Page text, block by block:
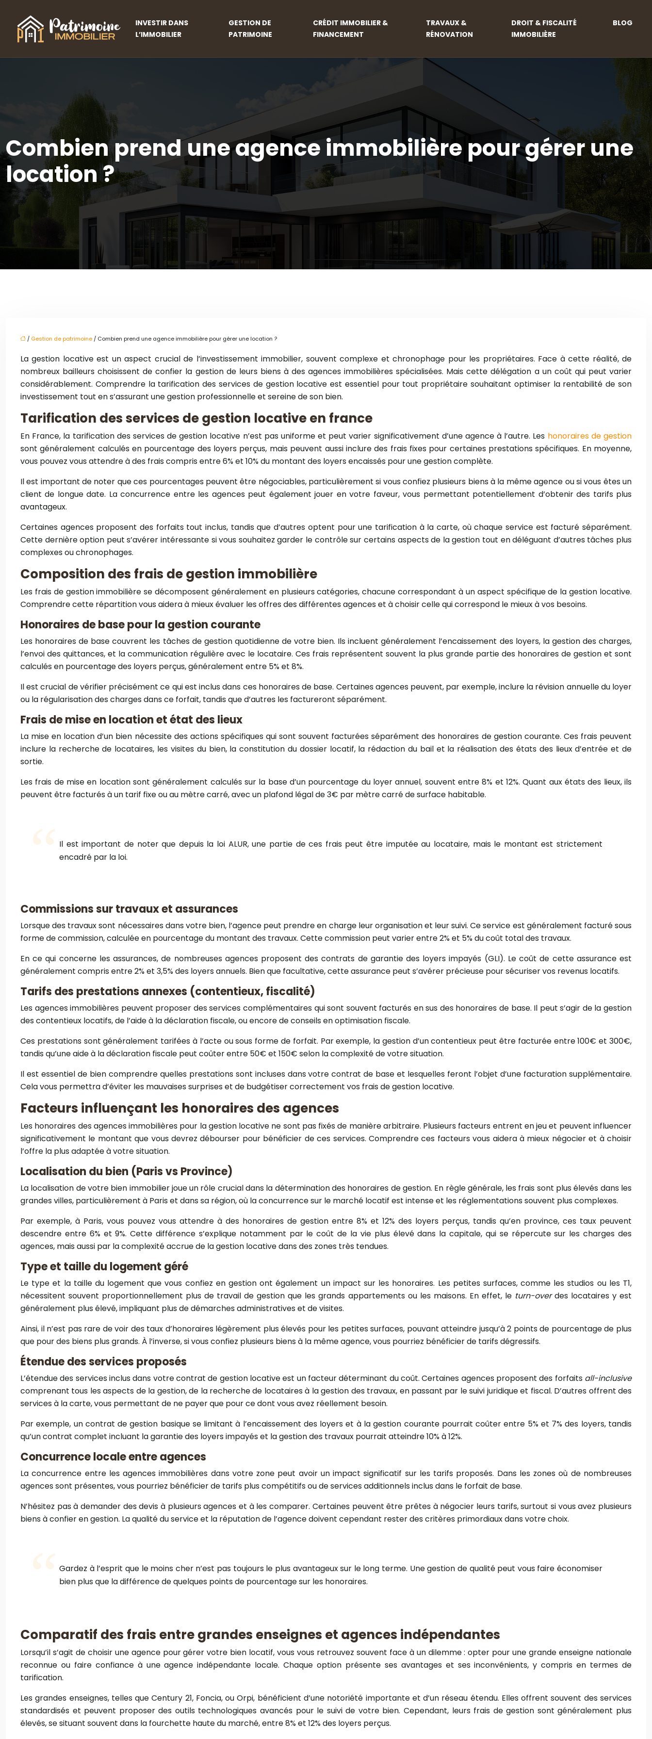
INVESTIR DANS
L’IMMOBILIER
GESTION DE
PATRIMOINE
CRÉDIT IMMOBILIER &
FINANCEMENT
TRAVAUX &
RÉNOVATION
DROIT & FISCALITÉ
IMMOBILIÈRE
BLOG
Combien prend une agence immobilière pour gérer une
location ?
/ Gestion de patrimoine / Combien prend une agence immobilière pour gérer une location ?
La gestion locative est un aspect crucial de l’investissement immobilier, souvent complexe et chronophage pour les propriétaires. Face à cette réalité, de
nombreux bailleurs choisissent de confier la gestion de leurs biens à des agences immobilières spécialisées. Mais cette délégation a un coût qui peut varier
considérablement. Comprendre la tarification des services de gestion locative est essentiel pour tout propriétaire souhaitant optimiser la rentabilité de son
investissement tout en s’assurant une gestion professionnelle et sereine de son bien.
Tarification des services de gestion locative en france
En France, la tarification des services de gestion locative n’est pas uniforme et peut varier significativement d’une agence à l’autre. Les honoraires de gestion
sont généralement calculés en pourcentage des loyers perçus, mais peuvent aussi inclure des frais fixes pour certaines prestations spécifiques. En moyenne,
vous pouvez vous attendre à des frais compris entre 6% et 10% du montant des loyers encaissés pour une gestion complète.
Il est important de noter que ces pourcentages peuvent être négociables, particulièrement si vous confiez plusieurs biens à la même agence ou si vous êtes un
client de longue date. La concurrence entre les agences peut également jouer en votre faveur, vous permettant potentiellement d’obtenir des tarifs plus
avantageux.
Certaines agences proposent des forfaits tout inclus, tandis que d’autres optent pour une tarification à la carte, où chaque service est facturé séparément.
Cette dernière option peut s’avérer intéressante si vous souhaitez garder le contrôle sur certains aspects de la gestion tout en déléguant d’autres tâches plus
complexes ou chronophages.
Composition des frais de gestion immobilière
Les frais de gestion immobilière se décomposent généralement en plusieurs catégories, chacune correspondant à un aspect spécifique de la gestion locative.
Comprendre cette répartition vous aidera à mieux évaluer les offres des différentes agences et à choisir celle qui correspond le mieux à vos besoins.
Honoraires de base pour la gestion courante
Les honoraires de base couvrent les tâches de gestion quotidienne de votre bien. Ils incluent généralement l’encaissement des loyers, la gestion des charges,
l’envoi des quittances, et la communication régulière avec le locataire. Ces frais représentent souvent la plus grande partie des honoraires de gestion et sont
calculés en pourcentage des loyers perçus, généralement entre 5% et 8%.
Il est crucial de vérifier précisément ce qui est inclus dans ces honoraires de base. Certaines agences peuvent, par exemple, inclure la révision annuelle du loyer
ou la régularisation des charges dans ce forfait, tandis que d’autres les factureront séparément.
Frais de mise en location et état des lieux
La mise en location d’un bien nécessite des actions spécifiques qui sont souvent facturées séparément des honoraires de gestion courante. Ces frais peuvent
inclure la recherche de locataires, les visites du bien, la constitution du dossier locatif, la rédaction du bail et la réalisation des états des lieux d’entrée et de
sortie.
Les frais de mise en location sont généralement calculés sur la base d’un pourcentage du loyer annuel, souvent entre 8% et 12%. Quant aux états des lieux, ils
peuvent être facturés à un tarif fixe ou au mètre carré, avec un plafond légal de 3€ par mètre carré de surface habitable.
Il est important de noter que depuis la loi ALUR, une partie de ces frais peut être imputée au locataire, mais le montant est strictement
encadré par la loi.
Commissions sur travaux et assurances
Lorsque des travaux sont nécessaires dans votre bien, l’agence peut prendre en charge leur organisation et leur suivi. Ce service est généralement facturé sous
forme de commission, calculée en pourcentage du montant des travaux. Cette commission peut varier entre 2% et 5% du coût total des travaux.
En ce qui concerne les assurances, de nombreuses agences proposent des contrats de garantie des loyers impayés (GLI). Le coût de cette assurance est
généralement compris entre 2% et 3,5% des loyers annuels. Bien que facultative, cette assurance peut s’avérer précieuse pour sécuriser vos revenus locatifs.
Tarifs des prestations annexes (contentieux, fiscalité)
Les agences immobilières peuvent proposer des services complémentaires qui sont souvent facturés en sus des honoraires de base. Il peut s’agir de la gestion
des contentieux locatifs, de l’aide à la déclaration fiscale, ou encore de conseils en optimisation fiscale.
Ces prestations sont généralement tarifées à l’acte ou sous forme de forfait. Par exemple, la gestion d’un contentieux peut être facturée entre 100€ et 300€,
tandis qu’une aide à la déclaration fiscale peut coûter entre 50€ et 150€ selon la complexité de votre situation.
Il est essentiel de bien comprendre quelles prestations sont incluses dans votre contrat de base et lesquelles feront l’objet d’une facturation supplémentaire.
Cela vous permettra d’éviter les mauvaises surprises et de budgétiser correctement vos frais de gestion locative.
Facteurs influençant les honoraires des agences
Les honoraires des agences immobilières pour la gestion locative ne sont pas fixés de manière arbitraire. Plusieurs facteurs entrent en jeu et peuvent influencer
significativement le montant que vous devrez débourser pour bénéficier de ces services. Comprendre ces facteurs vous aidera à mieux négocier et à choisir
l’offre la plus adaptée à votre situation.
Localisation du bien (Paris vs Province)
La localisation de votre bien immobilier joue un rôle crucial dans la détermination des honoraires de gestion. En règle générale, les frais sont plus élevés dans les
grandes villes, particulièrement à Paris et dans sa région, où la concurrence sur le marché locatif est intense et les réglementations souvent plus complexes.
Par exemple, à Paris, vous pouvez vous attendre à des honoraires de gestion entre 8% et 12% des loyers perçus, tandis qu’en province, ces taux peuvent
descendre entre 6% et 9%. Cette différence s’explique notamment par le coût de la vie plus élevé dans la capitale, qui se répercute sur les charges des
agences, mais aussi par la complexité accrue de la gestion locative dans des zones très tendues.
Type et taille du logement géré
Le type et la taille du logement que vous confiez en gestion ont également un impact sur les honoraires. Les petites surfaces, comme les studios ou les T1,
nécessitent souvent proportionnellement plus de travail de gestion que les grands appartements ou les maisons. En effet, le turn-overdes locataires y est
généralement plus élevé, impliquant plus de démarches administratives et de visites.
Ainsi, il n’est pas rare de voir des taux d’honoraires légèrement plus élevés pour les petites surfaces, pouvant atteindre jusqu’à 2 points de pourcentage de plus
que pour des biens plus grands. À l’inverse, si vous confiez plusieurs biens à la même agence, vous pourriez bénéficier de tarifs dégressifs.
Étendue des services proposés
L’étendue des services inclus dans votre contrat de gestion locative est un facteur déterminant du coût. Certaines agences proposent des forfaits all-inclusive
comprenant tous les aspects de la gestion, de la recherche de locataires à la gestion des travaux, en passant par le suivi juridique et fiscal. D’autres offrent des
services à la carte, vous permettant de ne payer que pour ce dont vous avez réellement besoin.
Par exemple, un contrat de gestion basique se limitant à l’encaissement des loyers et à la gestion courante pourrait coûter entre 5% et 7% des loyers, tandis
qu’un contrat complet incluant la garantie des loyers impayés et la gestion des travaux pourrait atteindre 10% à 12%.
Concurrence locale entre agences
La concurrence entre les agences immobilières dans votre zone peut avoir un impact significatif sur les tarifs proposés. Dans les zones où de nombreuses
agences sont présentes, vous pourriez bénéficier de tarifs plus compétitifs ou de services additionnels inclus dans le forfait de base.
N’hésitez pas à demander des devis à plusieurs agences et à les comparer. Certaines peuvent être prêtes à négocier leurs tarifs, surtout si vous avez plusieurs
biens à confier en gestion. La qualité du service et la réputation de l’agence doivent cependant rester des critères primordiaux dans votre choix.
Gardez à l’esprit que le moins cher n’est pas toujours le plus avantageux sur le long terme. Une gestion de qualité peut vous faire économiser
bien plus que la différence de quelques points de pourcentage sur les honoraires.
Comparatif des frais entre grandes enseignes et agences indépendantes
Lorsqu’il s’agit de choisir une agence pour gérer votre bien locatif, vous vous retrouvez souvent face à un dilemme : opter pour une grande enseigne nationale
reconnue ou faire confiance à une agence indépendante locale. Chaque option présente ses avantages et ses inconvénients, y compris en termes de
tarification.
Les grandes enseignes, telles que Century 21, Foncia, ou Orpi, bénéficient d’une notoriété importante et d’un réseau étendu. Elles offrent souvent des services
standardisés et peuvent proposer des outils technologiques avancés pour le suivi de votre bien. Cependant, leurs frais de gestion sont généralement plus
élevés, se situant souvent dans la fourchette haute du marché, entre 8% et 12% des loyers perçus.